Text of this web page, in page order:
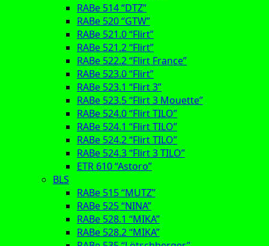
RABe 514 “DTZ”
RABe 520 “GTW”
RABe 521.0 “Flirt”
RABe 521.2 “Flirt”
RABe 522.2 “Flirt France”
RABe 523.0 “Flirt”
RABe 523.1 “Flirt 3”
RABe 523.5 “Flirt 3 Mouette”
RABe 524.0 “Flirt TILO”
RABe 524.1 “Flirt TILO”
RABe 524.2 “Flirt TILO”
RABe 524.3 “Flirt 3 TILO”
ETR 610 “Astoro”
BLS
RABe 515 “MUTZ”
RABe 525 “NINA”
RABe 528.1 “MIKA”
RABe 528.2 “MIKA”